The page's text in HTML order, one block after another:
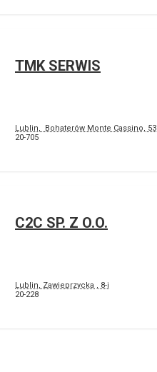
TMK SERWIS
Lublin, Bohaterów Monte Cassino, 53
20-705
C2C SP. Z O.O.
Lublin, Zawieprzycka , 8-i
20-228